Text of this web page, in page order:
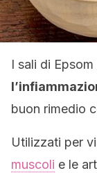
I sali di Epsom
buon rimedio
Utilizzati per
muscoli e le